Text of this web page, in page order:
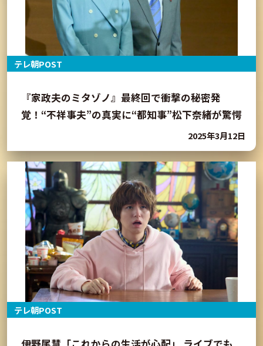
テレ朝POST
『家政夫のミタゾノ』最終回で衝撃の秘密発
覚！“不祥事夫”の真実に“都知事”松下奈緒が驚愕
2025年3月12日
テレ朝POST